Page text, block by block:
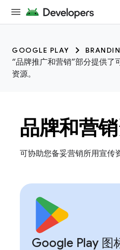
GOOGLE PLAY
“品牌推广和营销”部分提供了
资源。
品牌和营
可协助您备妥营销所用宣传
Google Play 图